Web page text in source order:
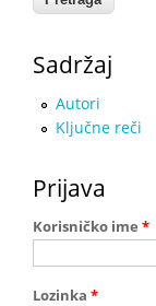
Sadržaj
Autori
Ključne reči
Prijava
Korisničko ime *
Lozinka *